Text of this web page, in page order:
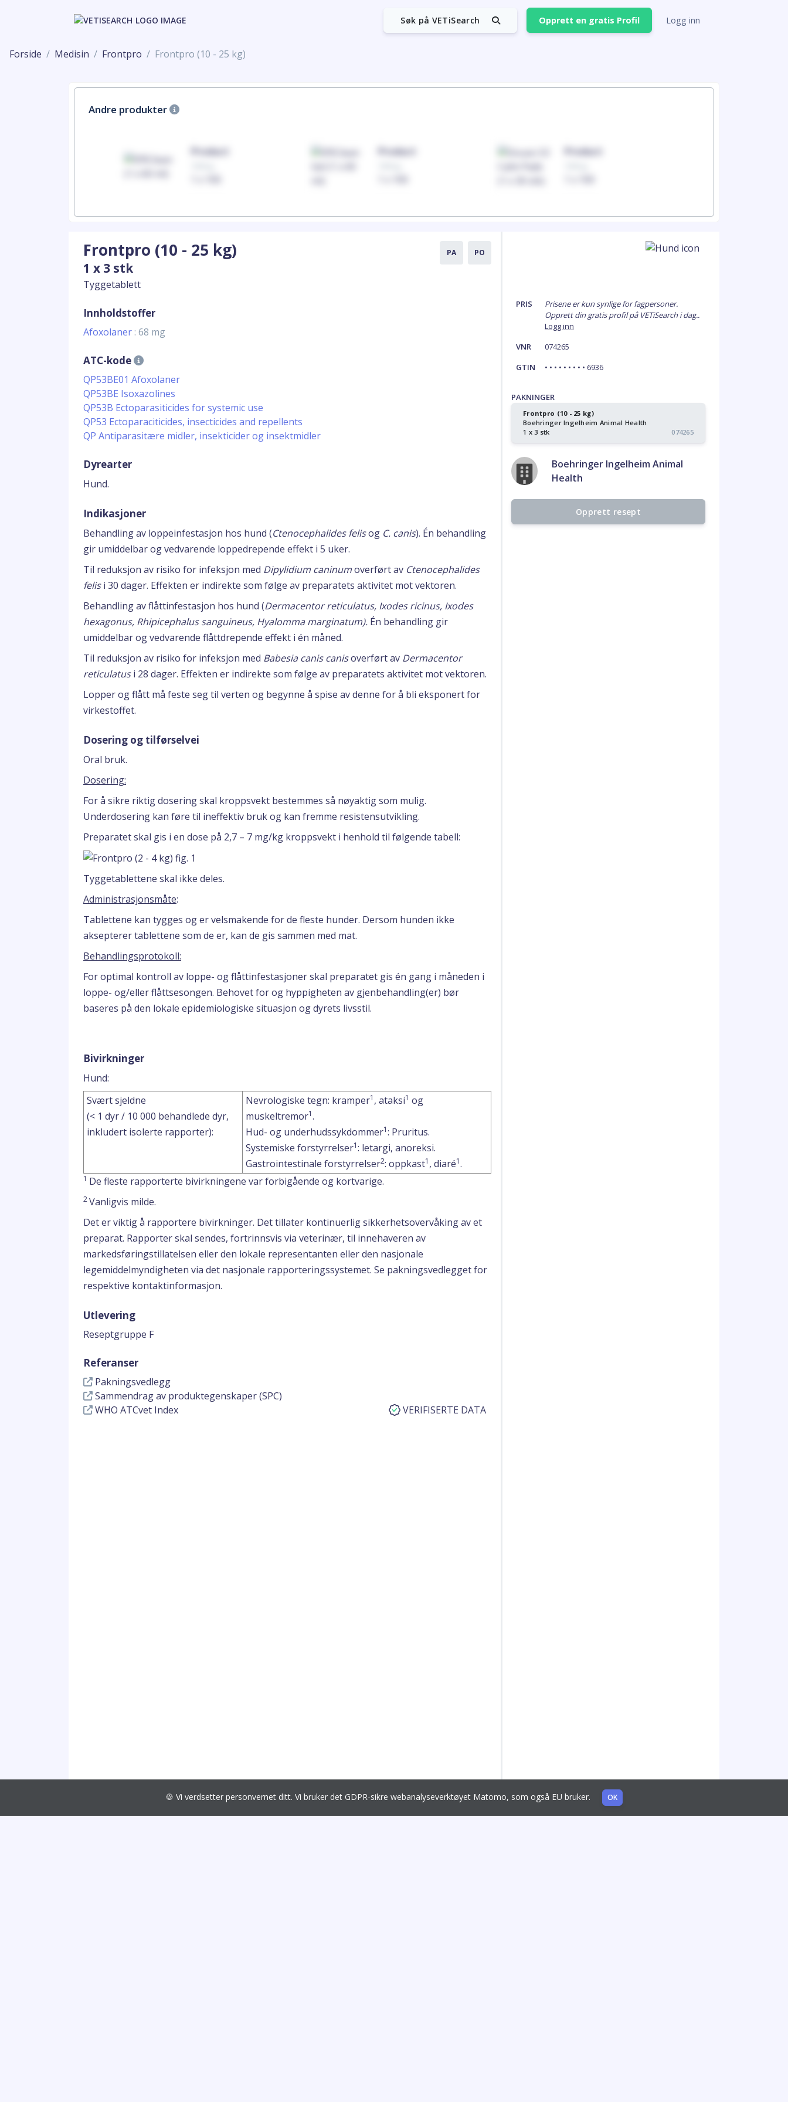
Søk på VETiSearch Opprett en gratis Profil Logg inn
Forside Medisin Frontpro Frontpro (10 - 25 kg)
Andre produkter
Product Product Product
Frontpro (10 - 25 kg)
1 x 3 stk
Tyggetablett
PA PO
Innholdstoffer
Afoxolaner : 68 mg
ATC-kode
QP53BE01 Afoxolaner
QP53BE Isoxazolines
QP53B Ectoparasiticides for systemic use
QP53 Ectoparaciticides, insecticides and repellents
QP Antiparasitære midler, insekticider og insektmidler
Dyrearter
Hund.
Indikasjoner
Behandling av loppeinfestasjon hos hund (Ctenocephalides felisog C. canis). Én behandling
gir umiddelbar og vedvarende loppedrepende effekt i 5 uker.
Til reduksjon av risiko for infeksjon med Dipylidium caninumoverført av Ctenocephalides
felisi 30 dager. Effekten er indirekte som følge av preparatets aktivitet mot vektoren.
Behandling av flåttinfestasjon hos hund (Dermacentor reticulatus, Ixodes ricinus, Ixodes
hexagonus, Rhipicephalus sanguineus, Hyalomma marginatum). Én behandling gir
umiddelbar og vedvarende flåttdrepende effekt i én måned.
Til reduksjon av risiko for infeksjon med Babesia canis canisoverført av Dermacentor
reticulatusi 28 dager. Effekten er indirekte som følge av preparatets aktivitet mot vektoren.
Lopper og flått må feste seg til verten og begynne å spise av denne for å bli eksponert for
virkestoffet.
Dosering og tilførselvei
Oral bruk.
Dosering:
For å sikre riktig dosering skal kroppsvekt bestemmes så nøyaktig som mulig.
Underdosering kan føre til ineffektiv bruk og kan fremme resistensutvikling.
Preparatet skal gis i en dose på 2,7 – 7 mg/kg kroppsvekt i henhold til følgende tabell:
Tyggetablettene skal ikke deles.
Administrasjonsmåte:
Tablettene kan tygges og er velsmakende for de fleste hunder. Dersom hunden ikke
aksepterer tablettene som de er, kan de gis sammen med mat.
Behandlingsprotokoll:
For optimal kontroll av loppe- og flåttinfestasjoner skal preparatet gis én gang i måneden i
loppe- og/eller flåttsesongen. Behovet for og hyppigheten av gjenbehandling(er) bør
baseres på den lokale epidemiologiske situasjon og dyrets livsstil.
Bivirkninger
Hund:
Svært sjeldne
(< 1 dyr / 10 000 behandlede dyr,
inkludert isolerte rapporter):
Nevrologiske tegn: kramper1 , ataksi1 og
muskeltremor1.
Hud- og underhudssykdommer1: Pruritus.
Systemiske forstyrrelser1: letargi, anoreksi.
Gastrointestinale forstyrrelser2: oppkast1 , diaré1.
1 De fleste rapporterte bivirkningene var forbigående og kortvarige.
2Vanligvis milde.
Det er viktig å rapportere bivirkninger. Det tillater kontinuerlig sikkerhetsovervåking av et
preparat. Rapporter skal sendes, fortrinnsvis via veterinær, til innehaveren av
markedsføringstillatelsen eller den lokale representanten eller den nasjonale
legemiddelmyndigheten via det nasjonale rapporteringssystemet. Se pakningsvedlegget for
respektive kontaktinformasjon.
Utlevering
Reseptgruppe F
Referanser
Pakningsvedlegg
Sammendrag av produktegenskaper (SPC)
WHO ATCvet Index
VERIFISERTE DATA
PRIS
Prisene er kun synlige for fagpersoner.
Opprett din gratis profil på VETiSearch i dag..
Logg inn
VNR
074265
GTIN
• • • • • • • • • 6936
PAKNINGER
Frontpro (10 - 25 kg)
Boehringer Ingelheim Animal Health
1 x 3 stk
074265
Boehringer Ingelheim Animal
Health
Opprett resept
🍪 Vi verdsetter personvernet ditt. Vi bruker det GDPR-sikre webanalyseverktøyet Matomo, som også EU bruker. OK